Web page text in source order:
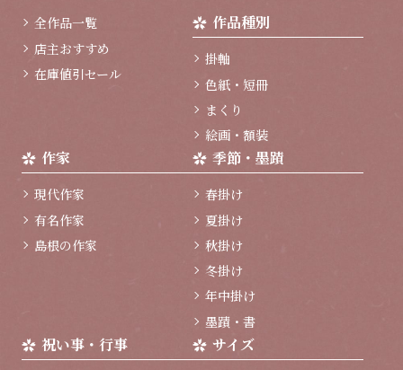
全作品一覧
店主おすすめ
在庫値引セール
作品種別
掛軸
色紙・短冊
まくり
絵画・額装
作家
現代作家
有名作家
島根の作家
季節・墨蹟
春掛け
夏掛け
秋掛け
冬掛け
年中掛け
墨蹟・書
祝い事・行事 サイズ